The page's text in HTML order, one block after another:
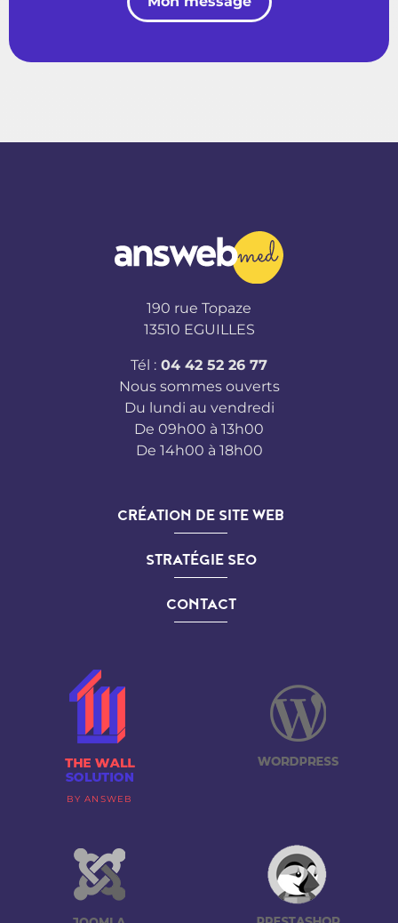
190 rue Topaze
13510 EGUILLES
Tél : 04 42 52 26 77
Nous sommes ouverts
Du lundi au vendredi
De 09h00 à 13h00
De 14h00 à 18h00
CRÉATION DE SITE WEB
STRATÉGIE SEO
CONTACT
BY ANSWEB